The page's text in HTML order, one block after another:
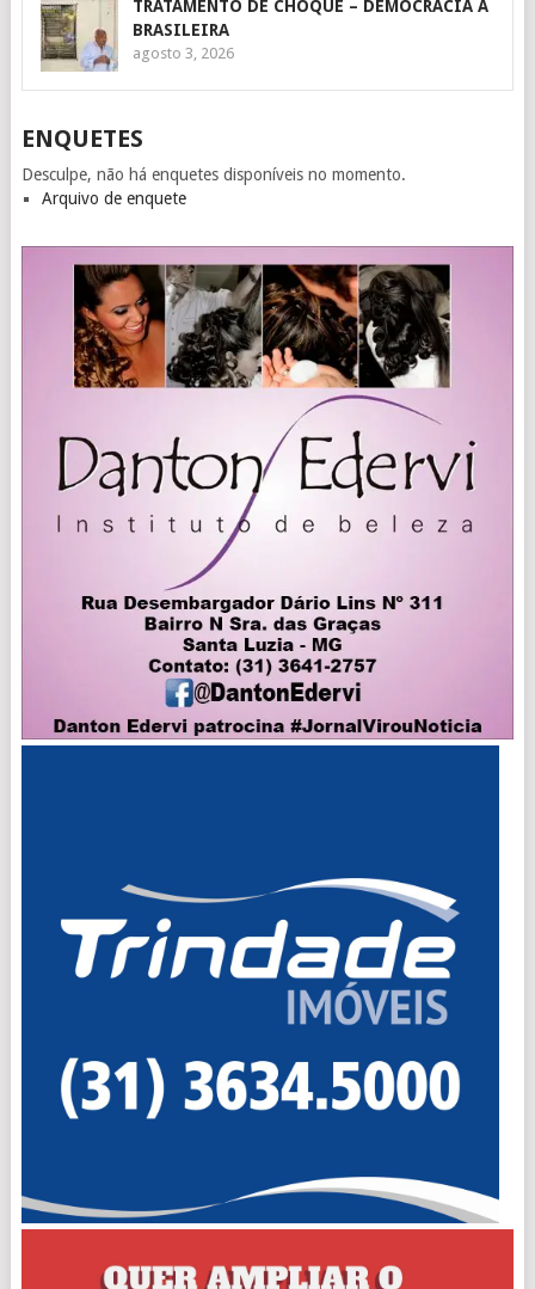
TRATAMENTO DE CHOQUE – DEMOCRACIA À
BRASILEIRA
agosto 3, 2026
ENQUETES
Desculpe, não há enquetes disponíveis no momento.
Arquivo de enquete